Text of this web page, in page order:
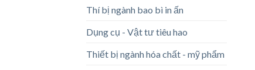
Thí bị ngành bao bì in ấn
Dụng cụ - Vật tư tiêu hao
Thiết bị ngành hóa chất - mỹ phẩm